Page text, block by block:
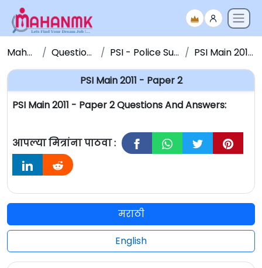
Maha NMK Question Papers PSI - Police Sub Inspector PSI Main 2011 - Paper 2
PSI Main 2011 - Paper 2
PSI Main 2011 - Paper 2 Questions And Answers:
आपल्या मित्रांना पाठवा :
मराठी
English